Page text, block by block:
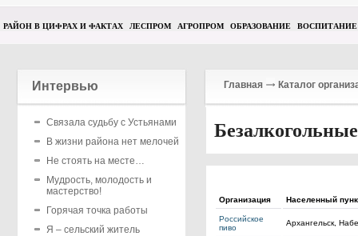
РАЙОН В ЦИФРАХ И ФАКТАХ ЛЕСПРОМ АГРОПРОМ ОБРАЗОВАНИЕ ВОСПИТАНИЕ
Интервью
Связала судьбу с Устьянами
В жизни района нет мелочей
Не стоять на месте…
Мудрость, молодость и
мастерство!
Горячая точка работы
Я – сельский житель
Главная Каталог
Организация Населенный
Российское
пиво
Архангельск,